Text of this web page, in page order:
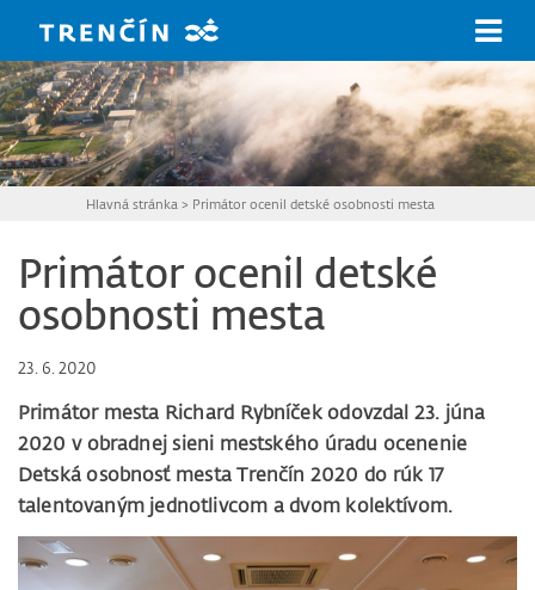
Hlavná stránka > Primátor ocenil detské osobnosti mesta
Primátor ocenil detské
osobnosti mesta
23. 6. 2020
Primátor mesta Richard Rybníček odovzdal 23. júna
2020 v obradnej sieni mestského úradu ocenenie
Detská osobnosť mesta Trenčín 2020 do rúk 17
talentovaným jednotlivcom a dvom kolektívom.